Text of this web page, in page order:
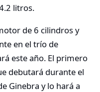
litros.
de 6 cilindros y
en el trío de
este año. El primero
debutará durante el
Ginebra y lo hará a